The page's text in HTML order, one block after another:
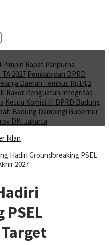
Rapat Paripurna
2027 Pemkab dan DPRD
Daerah Tembus Rp14,2
Rakor Penguatan Integritas
Ketua Komisi III DPRD Badung
Badung Dampingi Gubernur
DKI Jakarta
Hadiri Groundbreaking PSEL
2027